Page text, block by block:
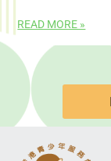
READ MORE »